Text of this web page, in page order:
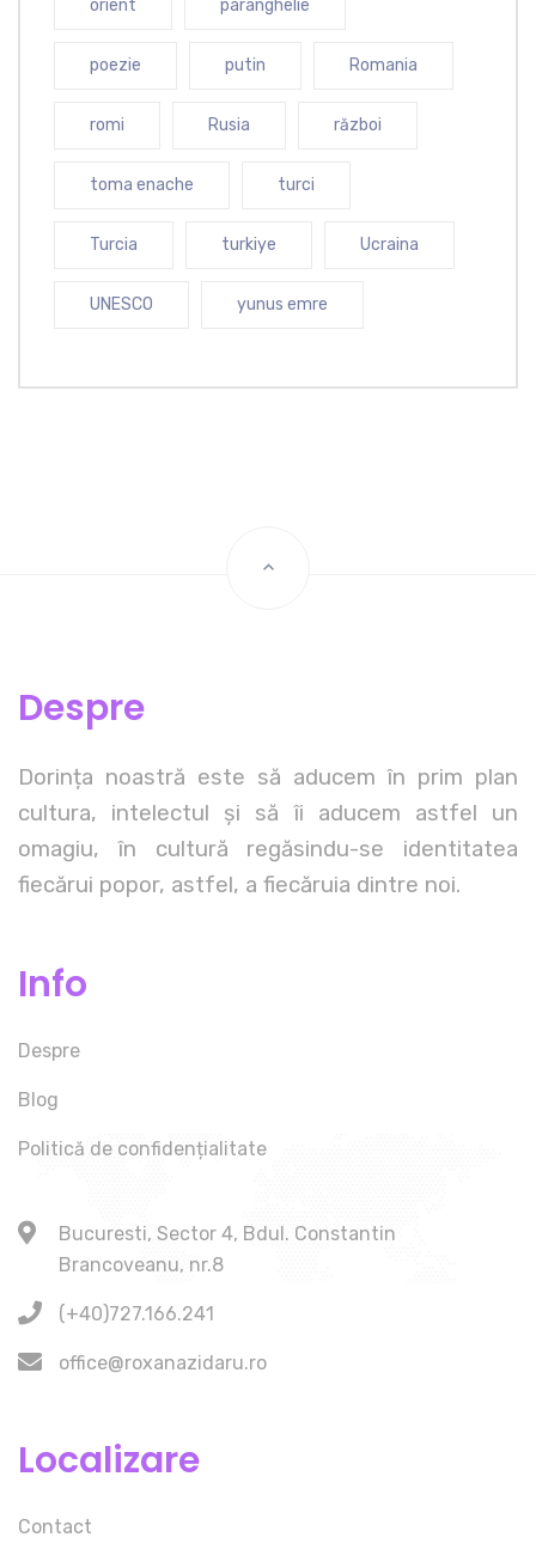
orient paranghelie
poezie putin Romania
romi Rusia război
toma enache turci
Turcia turkiye Ucraina
UNESCO yunus emre
Despre
Dorința noastră este să aducem în prim plan
cultura, intelectul și să îi aducem astfel un
omagiu, în cultură regăsindu-se identitatea
fiecărui popor, astfel, a fiecăruia dintre noi.
Info
Despre
Blog
Politică de confidențialitate
Bucuresti, Sector 4, Bdul. Constantin
Brancoveanu, nr.8
(+40)727.166.241
office@roxanazidaru.ro
Localizare
Contact